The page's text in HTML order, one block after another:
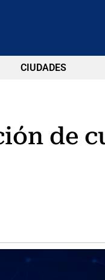
CIUDADES
de